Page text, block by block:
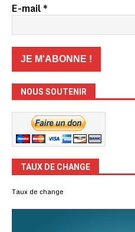
E-mail*
NOUS SOUTENIR
TAUX DE CHANGE
Taux de change